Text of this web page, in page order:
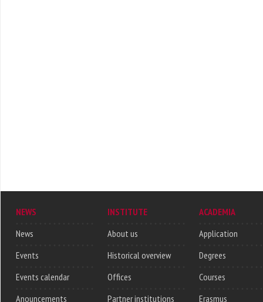
NEWS
News
Events
Events calendar
Anouncements
INSTITUTE
About us
Historical overview
Offices
Partner institutions
ACADEMIA
Application
Degrees
Courses
Erasmus